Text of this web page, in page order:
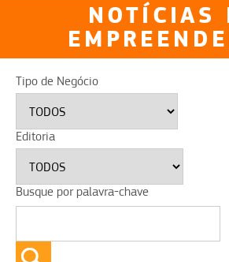
NOTÍCIAS
Tipo de Negócio
Editoria
Busque por palavra-chave